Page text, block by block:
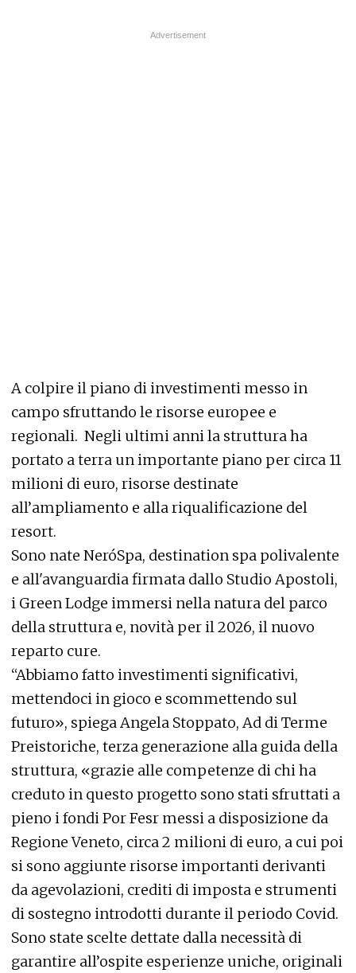
A colpire il piano di investimenti messo in
campo sfruttando le risorse europee e
regionali. Negli ultimi anni la struttura ha
portato a terra un importante piano per circa 11
milioni di euro, risorse destinate
all’ampliamento e alla riqualificazione del
resort.
Sono nate NeróSpa, destination spa polivalente
e all'avanguardia firmata dallo Studio Apostoli,
i Green Lodge immersi nella natura del parco
della struttura e, novità per il 2026, il nuovo
reparto cure.
“Abbiamo fatto investimenti significativi,
mettendoci in gioco e scommettendo sul
futuro», spiega Angela Stoppato, Ad di Terme
Preistoriche, terza generazione alla guida della
struttura, «grazie alle competenze di chi ha
creduto in questo progetto sono stati sfruttati a
pieno i fondi Por Fesr messi a disposizione da
Regione Veneto, circa 2 milioni di euro, a cui poi
si sono aggiunte risorse importanti derivanti
da agevolazioni, crediti di imposta e strumenti
di sostegno introdotti durante il periodo Covid.
Sono state scelte dettate dalla necessità di
garantire all’ospite esperienze uniche, originali